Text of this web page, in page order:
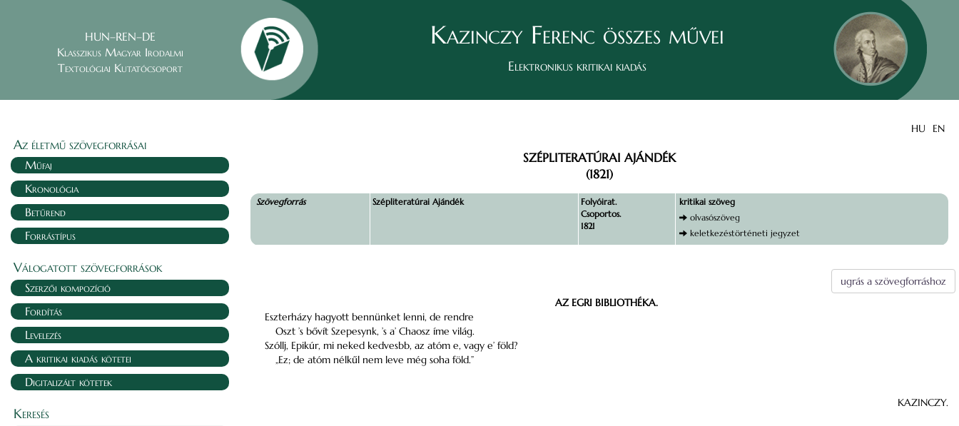
HUN–REN–DE
Klasszikus Magyar Irodalmi
Textológiai Kutatócsoport
Kazinczy Ferenc összes művei
Elektronikus kritikai kiadás
HU EN
Az életmű szövegforrásai
Műfaj
Kronológia
Betűrend
Forrástípus
Válogatott szövegforrások
Szerzői kompozíció
Fordítás
Levelezés
A kritikai kiadás kötetei
Digitalizált kötetek
Keresés
SZÉPLITERATÚRAI AJÁNDÉK
(1821)
Szövegforrás Szépliteratúrai Ajándék
Folyóirat.
Csoportos.
1821
kritikai szöveg
olvasószöveg
keletkezéstörténeti jegyzet
ugrás a szövegforráshoz
AZ EGRI BIBLIOTHÉKA.
Eszterházy hagyott bennünket lenni, de rendre
Oszt ’s bővít Szepesynk, ’s a’ Chaosz íme világ.
Szóllj, Epikúr, mi neked kedvesbb, az atóm e, vagy e’ föld?
„Ez; de atóm nélkűl nem leve még soha föld.”
KAZINCZY.